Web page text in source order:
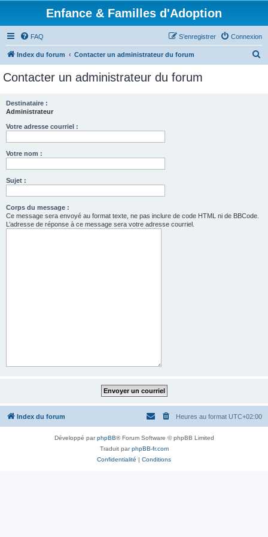
Enfance & Familles d'Adoption
FAQ Connexion
S’enregistrer
Index du forum Contacter un administrateur du forum
Contacter un administrateur du forum
Destinataire :
Administrateur
Votre adresse courriel :
Votre nom :
Sujet :
Corps du message :
Ce message sera envoyé au format texte, ne pas inclure de code HTML ni de BBCode.
L’adresse de réponse à ce message sera votre adresse courriel.
Index du forum Heures au format UTC+02:00
Développé parphpBB® Forum Software © phpBB Limited
Traduit parphpBB-fr.com
Confidentialité | Conditions